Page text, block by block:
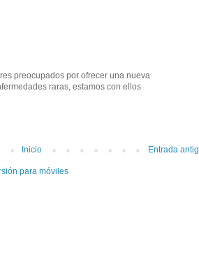
preocupados por ofrecer una nueva
raras, estamos con ellos
Entrada
Inicio
para móviles